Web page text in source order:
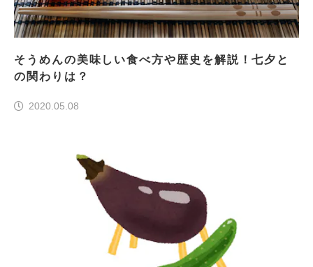
そうめんの美味しい食べ方や歴史を解説！七夕と
の関わりは？
2020.05.08